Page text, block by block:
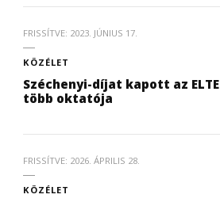
FRISSÍTVE: 2023. JÚNIUS 17.
KÖZÉLET
Széchenyi-díjat kapott az ELTE
több oktatója
FRISSÍTVE: 2026. ÁPRILIS 28.
KÖZÉLET